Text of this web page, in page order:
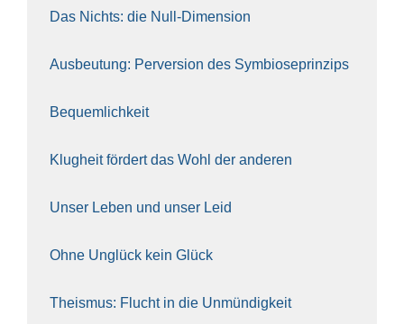
Das Nichts: die Null-Dimen­si­on
Aus­beu­tung: Per­ver­si­on des Sym­bio­se­prin­zips
Bequem­lich­keit
Klug­heit för­dert das Wohl der ande­ren
Unser Leben und unser Leid
Ohne Unglück kein Glück
The­is­mus: Flucht in die Unmün­dig­keit